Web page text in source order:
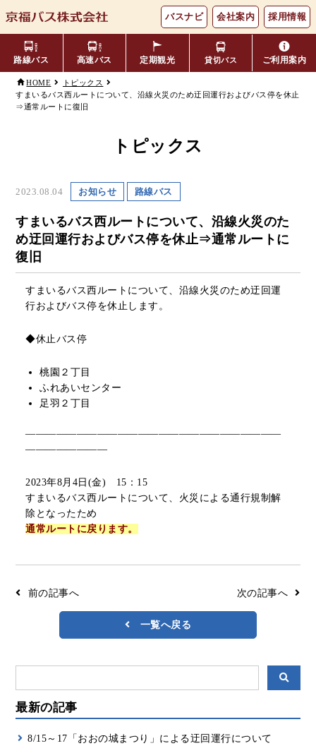
バスナビ 会社案内 採用情報
路線バス
定期券 お得なきっぷ
コミュニティバス
Googleマップでの
検索方法
検索
路線検索
ジョルダン
高速バス 定期観光 貸切バス ご利用案内
年齢区分・福祉・障がい者割
HOME
トピックス
すまいるバス西ルートについて、沿線火災のため迂回運行およびバス停を休止
⇒通常ルートに復旧
トピックス
2023.08.04 お知らせ 路線バス
すまいるバス西ルートについて、沿線火災のた
め迂回運行およびバス停を休止⇒通常ルートに
復旧
すまいるバス西ルートについて、沿線火災のため迂回運
行およびバス停を休止します。
◆休止バス停
桃園２丁目
ふれあいセンター
足羽２丁目
―――――――――――――――――――――――――
――――――――
2023年8月4日(金) 15：15
すまいるバス西ルートについて、火災による通行規制解
除となったため
通常ルートに戻ります。
前の記事へ 次の記事へ
一覧へ戻る
最新の記事
8/15～17「おおの城まつり」による迂回運行について